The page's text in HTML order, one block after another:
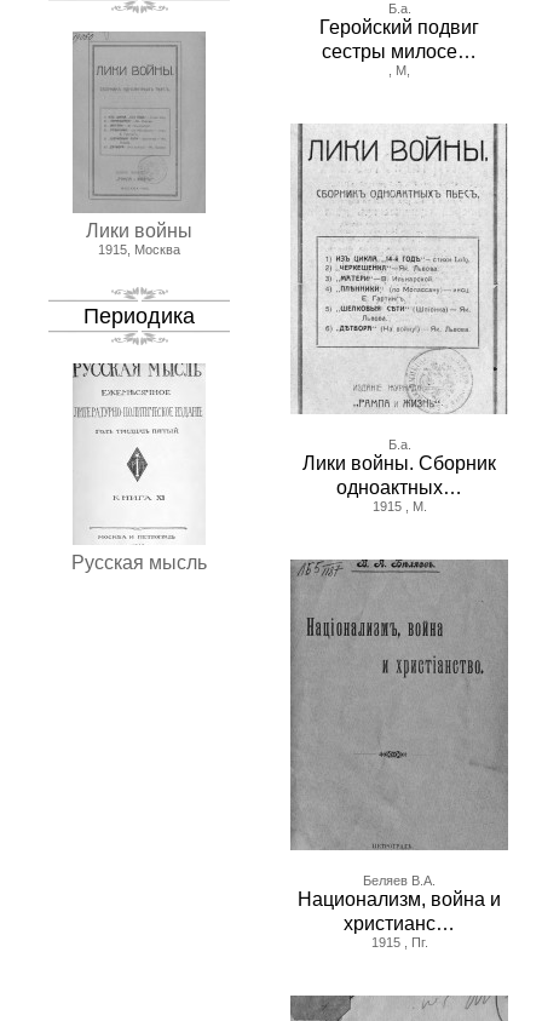
Лики войны
1915, Москва
Периодика
Русская мысль
Б.а.
Геройский подвиг
сестры милосе…
, М,
Б.а.
Лики войны. Сборник
одноактных…
1915 , М.
Беляев В.А.
Национализм, война и
христианс…
1915 , Пг.